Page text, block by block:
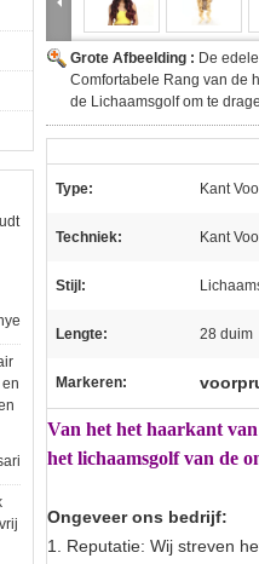
Grote Afbeelding : De
Comfortabele Rang van de
de Lichaamsgolf om te
Type: Kant
Techniek: Kant
Stijl:
Lengte: 28 duim
Markeren:
Van het het haarkant
het lichaamsgolf van de
Ongeveer ons bedrijf:
1. Reputatie: Wij streven